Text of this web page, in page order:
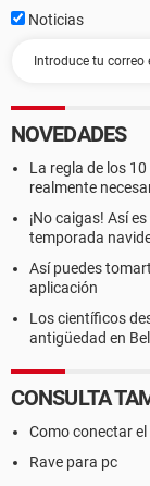
Noticias
NOVEDADES
La regla de los
realmente
¡No caigas! Así
temporada
Así puedes
aplicación
Los científicos
antigüedad en
CONSULTA
Como conectar
Rave para pc